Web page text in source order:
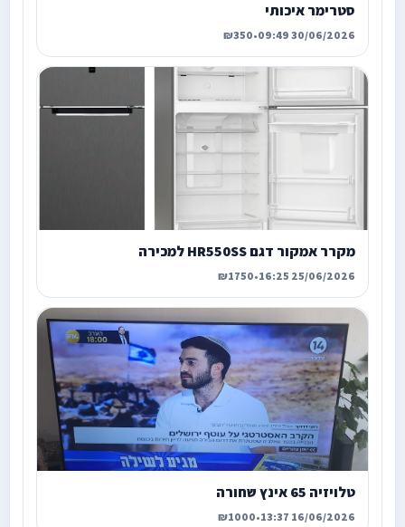
סטרימר איכותי
30/06/2026 09:49
•
₪350
מקרר אמקור דגם HR550SS למכירה
25/06/2026 16:25
•
₪1750
טלויזיה 65 אינץ שחורה
16/06/2026 13:37
•
₪1000